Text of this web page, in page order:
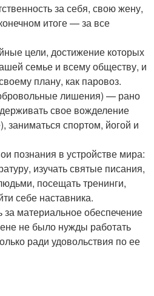
за себя, свою жену,
итоге — за все
цели, достижение которых
семье и всему обществу, и
плану, как паровоз.
лишения) — рано
свое вожделение
заниматься спортом, йогой и
познания в устройстве мира:
изучать святые писания,
посещать тренинги,
себе наставника.
за материальное обеспечение
не было нужды работать
ради удовольствия по ее